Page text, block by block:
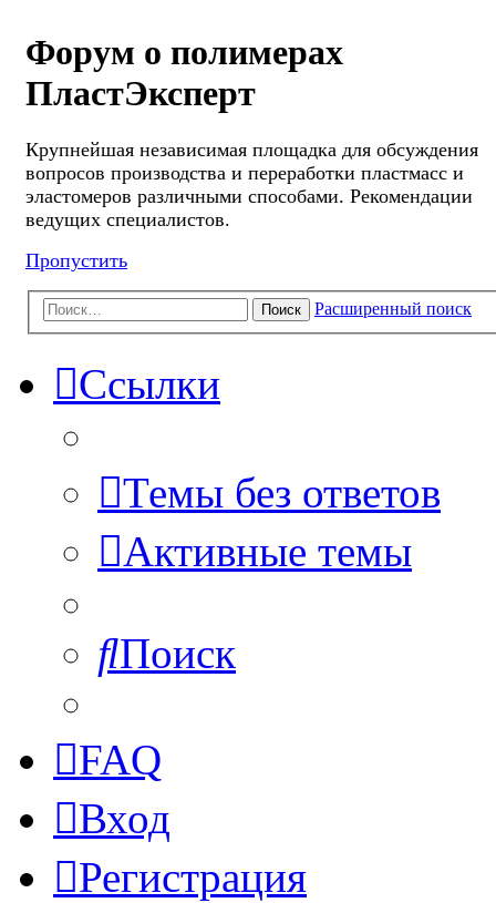
Форум о полимерах
ПластЭксперт
Крупнейшая независимая площадка для обсуждения
вопросов производства и переработки пластмасс и
эластомеров различными способами. Рекомендации
ведущих специалистов.
Пропустить
Поиск Расширенный поиск
Ссылки
Темы без ответов
Активные темы
Поиск
FAQ
Вход
Регистрация